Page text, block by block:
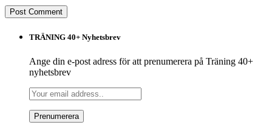
TRÄNING 40+ Nyhetsbrev
Ange din e-post adress för att prenumerera på Träning 40+
nyhetsbrev